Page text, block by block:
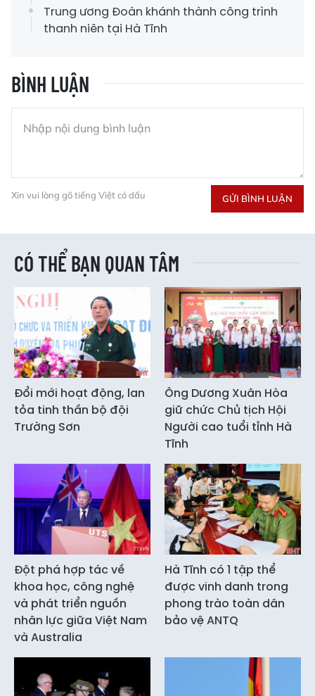
Trung ương Đoàn khánh thành công trình
thanh niên tại Hà Tĩnh
BÌNH LUẬN
Xin vui lòng gõ tiếng Việt có dấu GỬI BÌNH LUẬN
CÓ THỂ BẠN QUAN TÂM
Đổi mới hoạt động, lan
tỏa tinh thần bộ đội
Trường Sơn
Ông Dương Xuân Hòa
giữ chức Chủ tịch Hội
Người cao tuổi tỉnh Hà
Tĩnh
Đột phá hợp tác về
khoa học, công nghệ
và phát triển nguồn
nhân lực giữa Việt Nam
và Australia
Hà Tĩnh có 1 tập thể
được vinh danh trong
phong trào toàn dân
bảo vệ ANTQ